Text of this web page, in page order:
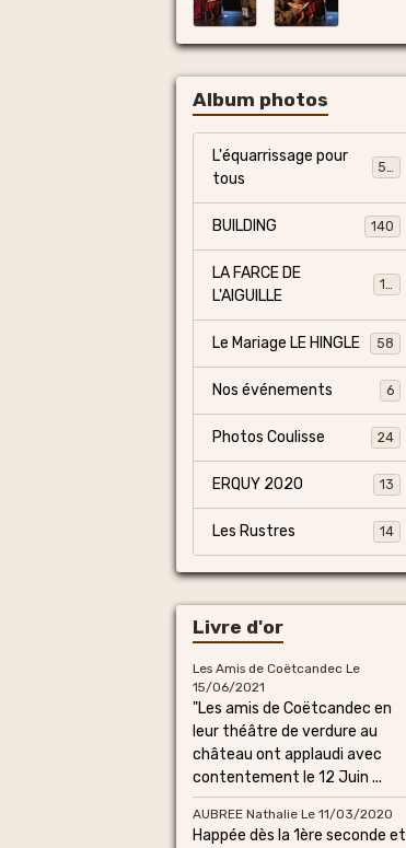
Album photos
L'équarrissage pour
tous
55
BUILDING 140
LA FARCE DE
L'AIGUILLE
13
Le Mariage LE HINGLE 58
Nos événements 6
Photos Coulisse 24
ERQUY 2020 13
Les Rustres 14
Livre d'or
Les Amis de Coëtcandec Le
15/06/2021
"Les amis de Coëtcandec en
leur théâtre de verdure au
château ont applaudi avec
contentement le 12 Juin ...
AUBREE Nathalie Le 11/03/2020
Happée dès la 1ère seconde et